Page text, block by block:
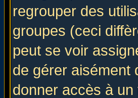
regrouper des
groupes (ceci
peut se voir
de gérer aisément
donner accès à